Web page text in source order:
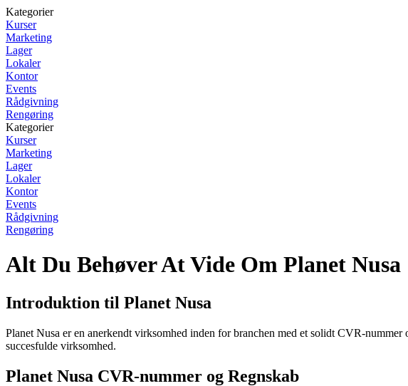
Kategorier
Kurser
Marketing
Lager
Lokaler
Kontor
Events
Rådgivning
Rengøring
Kategorier
Kurser
Marketing
Lager
Lokaler
Kontor
Events
Rådgivning
Rengøring
Alt Du Behøver At Vide Om Planet Nusa
Introduktion til Planet Nusa
Planet Nusa er en anerkendt virksomhed inden for branchen med et solidt CVR-
succesfulde virksomhed.
Planet Nusa CVR-nummer og Regnskab